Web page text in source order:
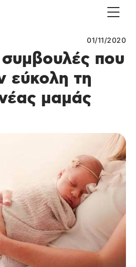
01/11/2020
που
εύκολη τη
μαμάς